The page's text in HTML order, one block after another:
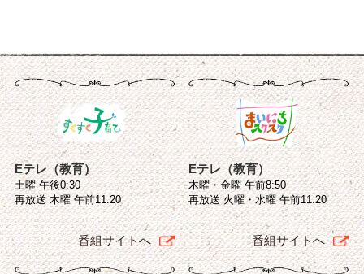
Eテレ（教育）
土曜 午後0:30
再放送 木曜 午前11:20
番組サイトへ
Eテレ（教育）
木曜・金曜 午前8:50
再放送 火曜・水曜 午前11:20
番組サイトへ